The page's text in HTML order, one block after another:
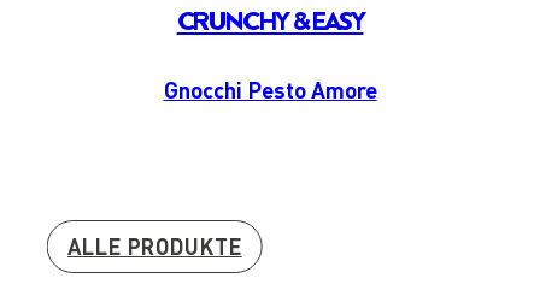
CRUNCHY & EASY
Gnocchi Pesto Amore
ALLE PRODUKTE